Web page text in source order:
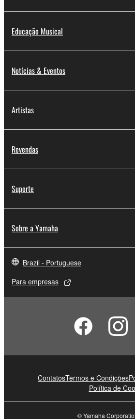
Educação Musical
Notícias & Eventos
Artistas
Revendas
Suporte
Sobre a Yamaha
Brazil - Portuguese
Para empresas
ContatosTermos e Condições
Política de
© Yamaha